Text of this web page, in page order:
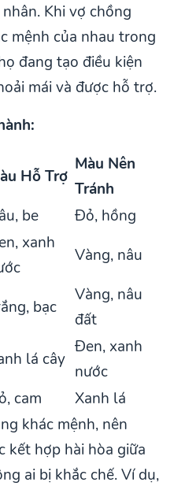
Khi vợ chồng
mệnh của nhau trong
đang tạo điều kiện
mái và được hỗ trợ.
Hỗ Trợ
Màu Nên
Tránh
be
Đỏ, hồng
xanh
Vàng, nâu
bạc
Vàng, nâu
đất
lá cây
Đen, xanh
nước
cam
Xanh lá
khác mệnh, nên
kết hợp hài hòa giữa
ai bị khắc chế. Ví dụ,